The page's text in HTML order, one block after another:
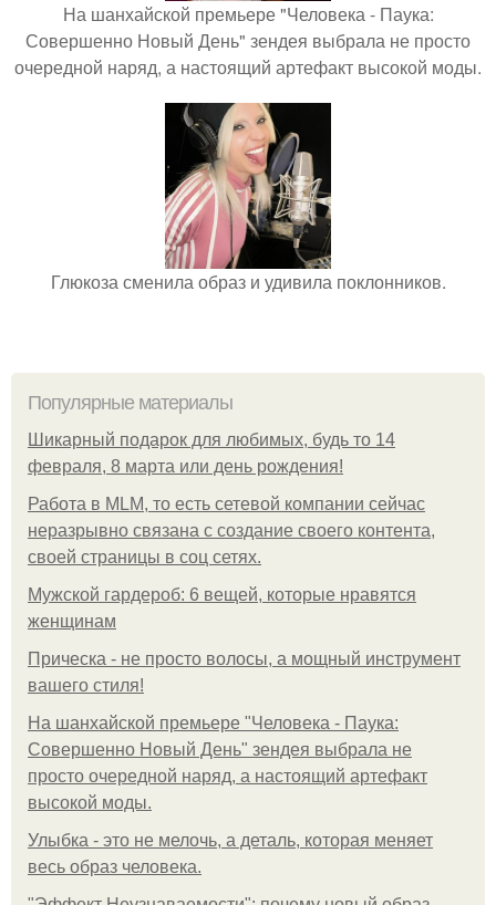
На шанхайской премьере "Человека - Паука:
Совершенно Новый День" зендея выбрала не просто
очередной наряд, а настоящий артефакт высокой моды.
Глюкоза сменила образ и удивила поклонников.
Популярные материалы
Шикарный подарок для любимых, будь то 14
февраля, 8 марта или день рождения!
Работа в MLM, то есть сетевой компании сейчас
неразрывно связана с создание своего контента,
своей страницы в соц сетях.
Мужской гардероб: 6 вещей, которые нравятся
женщинам
Прическа - не просто волосы, а мощный инструмент
вашего стиля!
На шанхайской премьере "Человека - Паука:
Совершенно Новый День" зендея выбрала не
просто очередной наряд, а настоящий артефакт
высокой моды.
Улыбка - это не мелочь, а деталь, которая меняет
весь образ человека.